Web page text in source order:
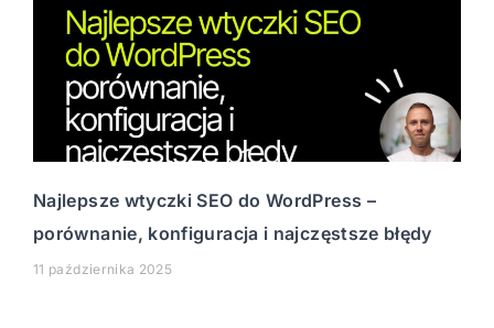
Najlepsze wtyczki SEO do WordPress –
porównanie, konfiguracja i najczęstsze błędy
11 października 2025